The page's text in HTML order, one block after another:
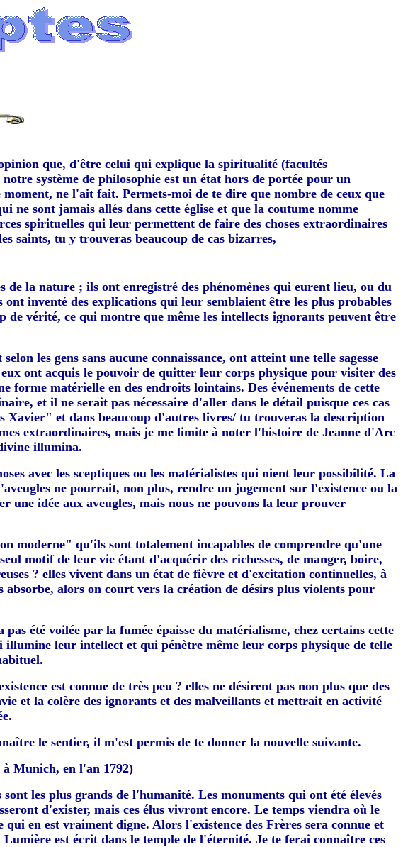
que, d'être celui qui explique la spiritualité (facultés
système de philosophie est un état hors de portée pour un
ne l'ait fait. Permets-moi de te dire que nombre de ceux que
ne sont jamais allés dans cette église et que la coutume nomme
spirituelles qui leur permettent de faire des choses extraordinaires
saints, tu y trouveras beaucoup de cas bizarres,
la nature ; ils ont enregistré des phénomènes qui eurent lieu, ou du
inventé des explications qui leur semblaient être les plus probables
vérité, ce qui montre que même les intellects ignorants peuvent être
les gens sans aucune connaissance, ont atteint une telle sagesse
ont acquis le pouvoir de quitter leur corps physique pour visiter des
forme matérielle en des endroits lointains. Des événements de cette
et il ne serait pas nécessaire d'aller dans le détail puisque ces cas
Xavier" et dans beaucoup d'autres livres/ tu trouveras la description
extraordinaires, mais je me limite à noter l'histoire de Jeanne d'Arc
illumina.
avec les sceptiques ou les matérialistes qui nient leur possibilité. La
ne pourrait, non plus, rendre un jugement sur l'existence ou la
une idée aux aveugles, mais nous ne pouvons la leur prouver
moderne" qu'ils sont totalement incapables de comprendre qu'une
motif de leur vie étant d'acquérir des richesses, de manger, boire,
? elles vivent dans un état de fièvre et d'excitation continuelles, à
alors on court vers la création de désirs plus violents pour
été voilée par la fumée épaisse du matérialisme, chez certains cette
leur intellect et qui pénètre même leur corps physique de telle
est connue de très peu ? elles ne désirent pas non plus que des
et la colère des ignorants et des malveillants et mettrait en activité
le sentier, il m'est permis de te donner la nouvelle suivante.
Munich, en l'an 1792)
les plus grands de l'humanité. Les monuments qui ont été élevés
d'exister, mais ces élus vivront encore. Le temps viendra où le
en est vraiment digne. Alors l'existence des Frères sera connue et
est écrit dans le temple de l'éternité. Je te ferai connaître ces